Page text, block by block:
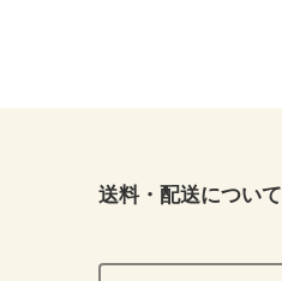
送料・配送について